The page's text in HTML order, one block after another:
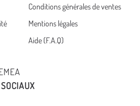
Conditions générales de ventes
Mentions légales
Aide (F.A.Q)